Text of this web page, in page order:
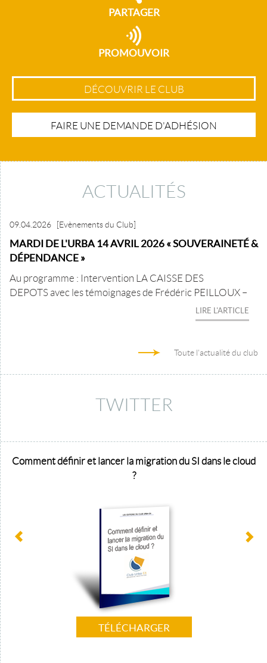
PARTAGER
PROMOUVOIR
DÉCOUVRIR LE CLUB
FAIRE UNE DEMANDE D'ADHÉSION
ACTUALITÉS
09.04.2026 [Evènements du Club]
MARDI DE L'URBA 14 AVRIL 2026 « SOUVERAINETÉ &
DÉPENDANCE »
Au programme : Intervention LA CAISSE DES
DEPOTS avec les témoignages de Frédéric PEILLOUX –
LIRE L'ARTICLE
Toute l'actualité du club
TWITTER
Comment définir et lancer la migration du SI dans le cloud
?
TÉLÉCHARGER